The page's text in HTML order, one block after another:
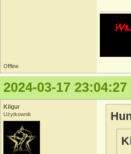
Offline
2024-03-17 23:04:27
Kilgur
Użytkownik